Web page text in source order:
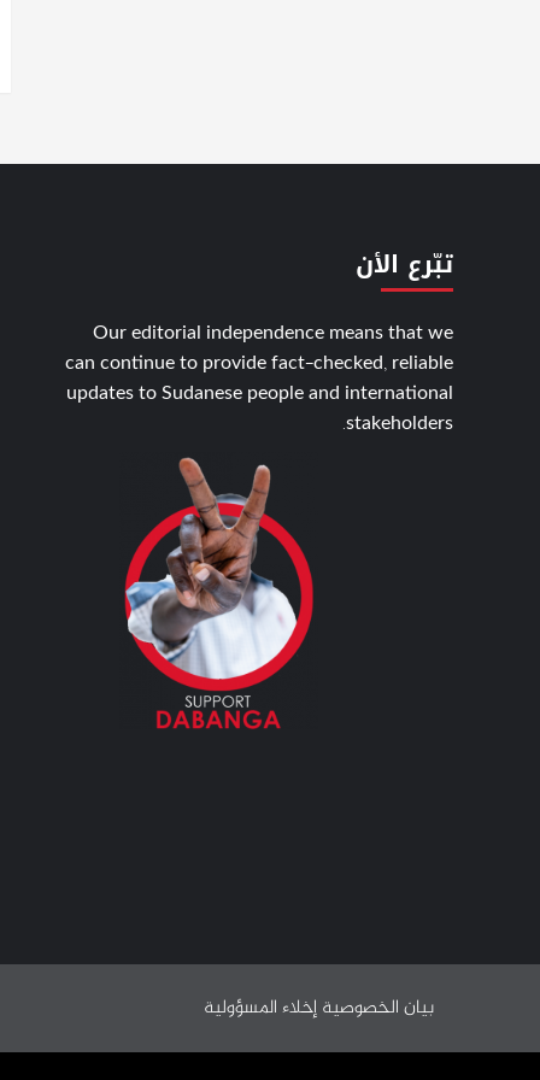
تبّرع الأن
Our editorial independence means that we
can continue to provide fact-checked, reliable
updates to Sudanese people and international
stakeholders.
بيان الخصوصيةإخلاء المسؤولية